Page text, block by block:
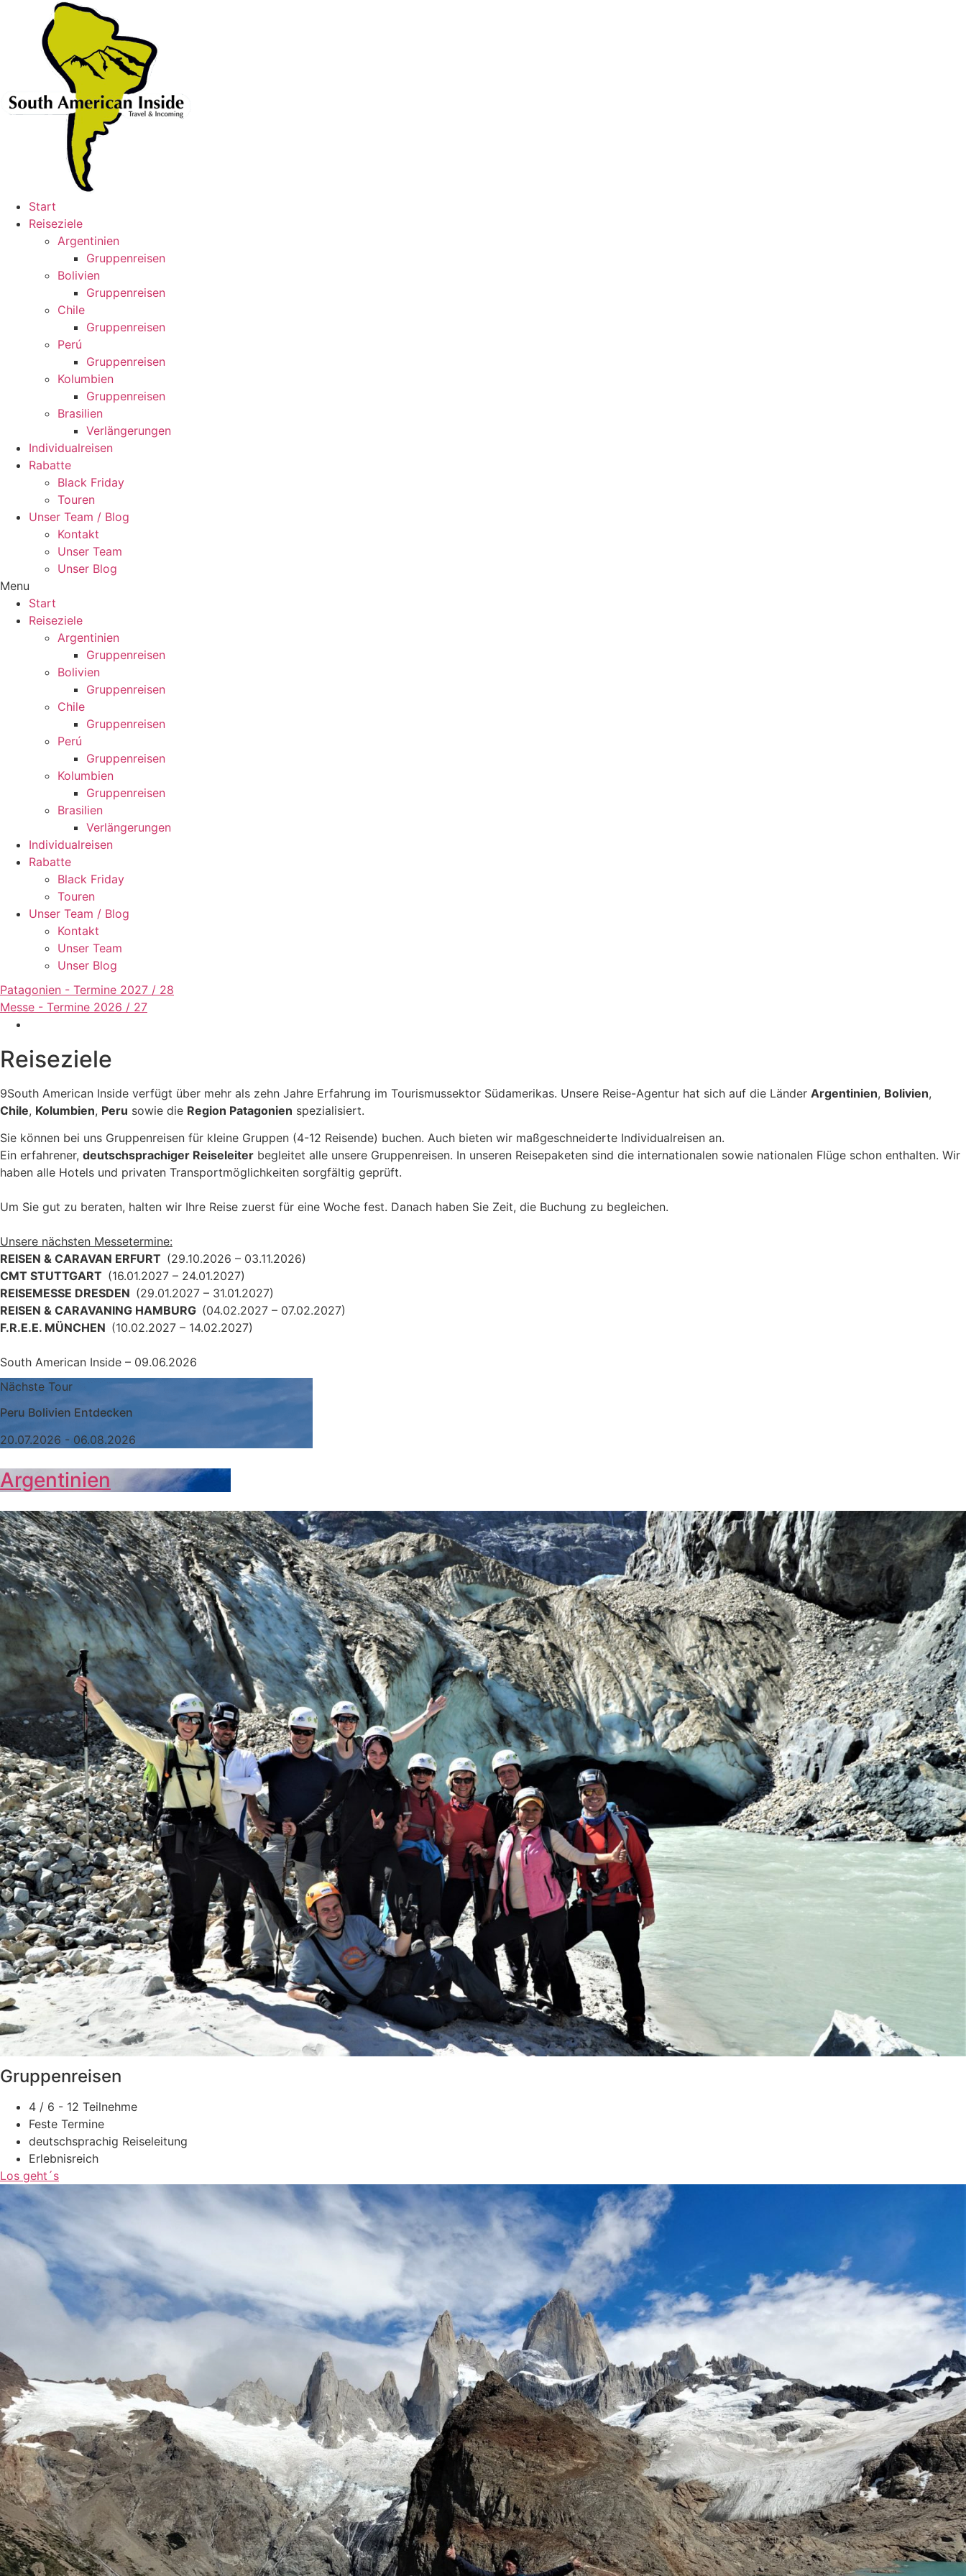
Start
Reiseziele
Argentinien
Gruppenreisen
Bolivien
Gruppenreisen
Chile
Gruppenreisen
Perú
Gruppenreisen
Kolumbien
Gruppenreisen
Brasilien
Verlängerungen
Individualreisen
Rabatte
Black Friday
Touren
Unser Team / Blog
Kontakt
Unser Team
Unser Blog
Menu
Start
Reiseziele
Argentinien
Gruppenreisen
Bolivien
Gruppenreisen
Chile
Gruppenreisen
Perú
Gruppenreisen
Kolumbien
Gruppenreisen
Brasilien
Verlängerungen
Individualreisen
Rabatte
Black Friday
Touren
Unser Team / Blog
Kontakt
Unser Team
Unser Blog
Patagonien - Termine 2027 / 28
Messe - Termine 2026 / 27
Reiseziele
9South American Inside verfügt über mehr als zehn Jahre Erfahrung im Tourismussektor Südamerikas. Unsere Reise-Agentur hat sich auf die Länder Argentinien, Bolivien,
Chile, Kolumbien, Peru sowie die Region Patagonien spezialisiert.
Sie können bei uns Gruppenreisen für kleine Gruppen (4-12 Reisende) buchen. Auch bieten wir maßgeschneiderte Individualreisen an.
Ein erfahrener, deutschsprachiger Reiseleiter begleitet alle unsere Gruppenreisen. In unseren Reisepaketen sind die internationalen sowie nationalen Flüge schon enthalten. Wir
haben alle Hotels und privaten Transportmöglichkeiten sorgfältig geprüft.
Um Sie gut zu beraten, halten wir Ihre Reise zuerst für eine Woche fest. Danach haben Sie Zeit, die Buchung zu begleichen.
Unsere nächsten Messetermine:
REISEN & CARAVAN ERFURT (29.10.2026 – 03.11.2026)
CMT STUTTGART (16.01.2027 – 24.01.2027)
REISEMESSE DRESDEN (29.01.2027 – 31.01.2027)
REISEN & CARAVANING HAMBURG (04.02.2027 – 07.02.2027)
F.R.E.E. MÜNCHEN (10.02.2027 – 14.02.2027)
South American Inside – 09.06.2026
Nächste Tour
Peru Bolivien Entdecken
20.07.2026 - 06.08.2026
Argentinien
Gruppenreisen
4 / 6 - 12 Teilnehme
Feste Termine
deutschsprachig Reiseleitung
Erlebnisreich
Los geht´s